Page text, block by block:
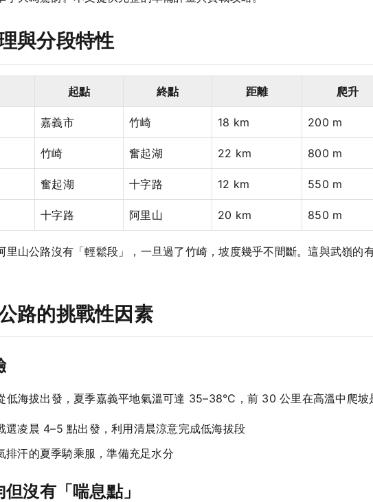
與分段特性
起點 終點 距離 爬升
嘉義市 竹崎 18 km 200 m
竹崎 奮起湖 22 km 800 m
奮起湖 十字路 12 km 550 m
十字路 阿里山 20 km 850 m
里山公路沒有「輕鬆段」，一旦過了竹崎，坡度幾乎不間斷。這與武嶺的
路的挑戰性因素
低海拔出發，夏季嘉義平地氣溫可達 35–38°C，前 30 公里在高溫中爬坡
選凌晨 4–5 點出發，利用清晨涼意完成低海拔段
排汗的夏季騎乘服，準備充足水分
沒有「喘息點」